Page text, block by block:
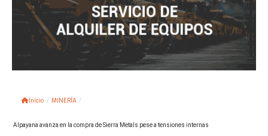
Inicio / MINERÍA /
Alpayana avanza en la compra de Sierra Metals pese a tensiones internas